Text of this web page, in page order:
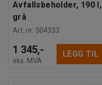
Avfallsbeholder, 190 l,
grå
Art. nr: 304333
1 345,-
eks. MVA
LEGG TIL